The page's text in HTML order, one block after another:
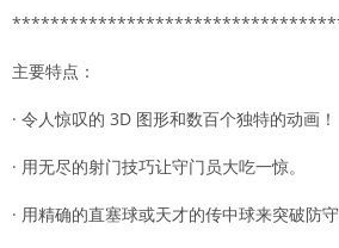
主要特点：
· 令人惊叹的 3D 图形和数百个独特的动画！
· 用无尽的射门技巧让守门员大吃一惊。
· 用精确的直塞球或天才的传中球来突破防守